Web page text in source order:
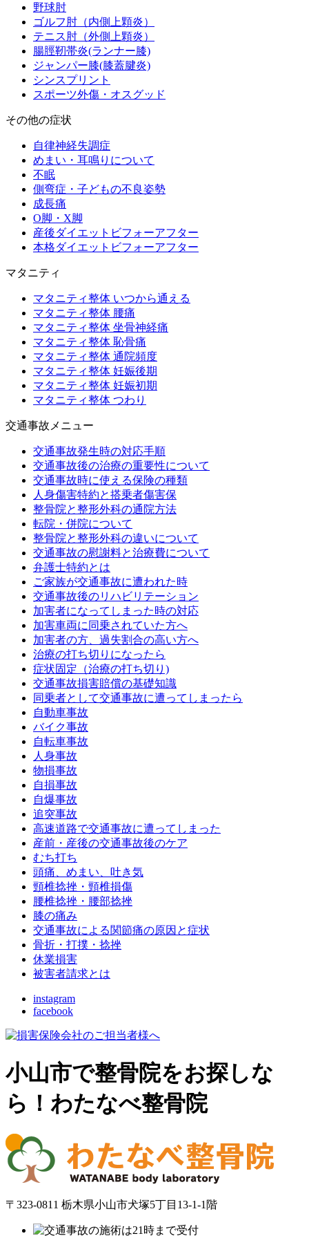
野球肘
ゴルフ肘（内側上顆炎）
テニス肘（外側上顆炎）
腸脛靭帯炎(ランナー膝)
ジャンパー膝(膝蓋腱炎)
シンスプリント
スポーツ外傷・オスグッド
その他の症状
自律神経失調症
めまい・耳鳴りについて
不眠
側弯症・子どもの不良姿勢
成長痛
O脚・X脚
産後ダイエットビフォーアフター
本格ダイエットビフォーアフター
マタニティ
マタニティ整体 いつから通える
マタニティ整体 腰痛
マタニティ整体 坐骨神経痛
マタニティ整体 恥骨痛
マタニティ整体 通院頻度
マタニティ整体 妊娠後期
マタニティ整体 妊娠初期
マタニティ整体 つわり
交通事故メニュー
交通事故発生時の対応手順
交通事故後の治療の重要性について
交通事故時に使える保険の種類
人身傷害特約と搭乗者傷害保
整骨院と整形外科の通院方法
転院・併院について
整骨院と整形外科の違いについて
交通事故の慰謝料と治療費について
弁護士特約とは
ご家族が交通事故に遭われた時
交通事故後のリハビリテーション
加害者になってしまった時の対応
加害車両に同乗されていた方へ
加害者の方、過失割合の高い方へ
治療の打ち切りになったら
症状固定（治療の打ち切り)
交通事故損害賠償の基礎知識
同乗者として交通事故に遭ってしまったら
自動車事故
バイク事故
自転車事故
人身事故
物損事故
自損事故
自爆事故
追突事故
高速道路で交通事故に遭ってしまった
産前・産後の交通事故後のケア
むち打ち
頭痛、めまい、吐き気
頸椎捻挫・頸椎損傷
腰椎捻挫・腰部捻挫
膝の痛み
交通事故による関節痛の原因と症状
骨折・打撲・捻挫
休業損害
被害者請求とは
instagram
facebook
小山市で整骨院をお探しな
ら！わたなべ整骨院
〒323-0811 栃木県小山市犬塚5丁目13-1-1階